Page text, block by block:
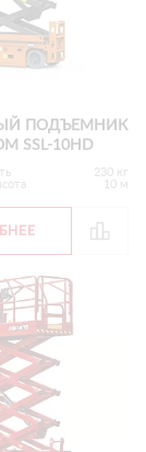
ПОДЪЕМНИК
SSL-10HD
230 кг
10 м